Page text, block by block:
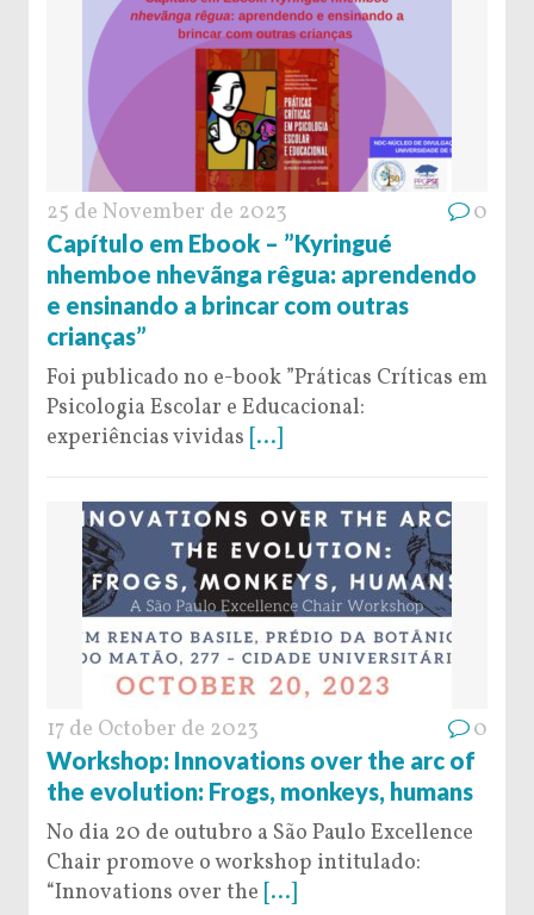
25 de November de 2023 0
Capítulo em Ebook – ”Kyringué
nhemboe nhevãnga rêgua: aprendendo
e ensinando a brincar com outras
crianças”
Foi publicado no e-book ”Práticas Críticas em
Psicologia Escolar e Educacional:
experiências vividas [...]
17 de October de 2023 0
Workshop: Innovations over the arc of
the evolution: Frogs, monkeys, humans
No dia 20 de outubro a São Paulo Excellence
Chair promove o workshop intitulado:
“Innovations over the [...]